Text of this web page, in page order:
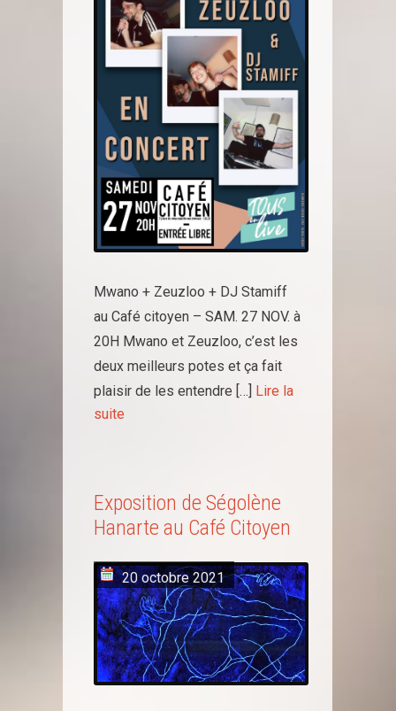
Mwano + Zeuzloo + DJ Stamiff
au Café citoyen – SAM. 27 NOV. à
20H Mwano et Zeuzloo, c’est les
deux meilleurs potes et ça fait
plaisir de les entendre […]
Lire la
suite
Exposition de Ségolène
Hanarte au Café Citoyen
20 octobre 2021